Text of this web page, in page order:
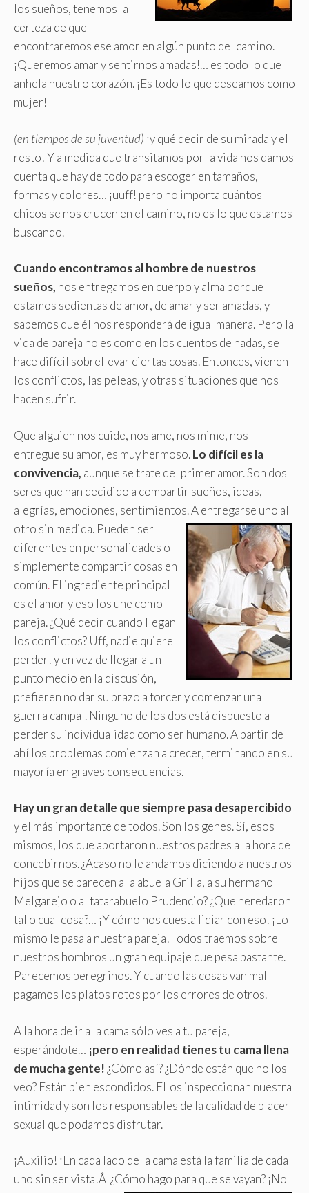
los sueños, tenemos la
certeza de que
encontraremos ese amor en algún punto del camino.
¡Queremos amar y sentirnos amadas!… es todo lo que
anhela nuestro corazón. ¡Es todo lo que deseamos como
mujer!
(en tiempos de su juventud) ¡y qué decir de su mirada y el
resto! Y a medida que transitamos por la vida nos damos
cuenta que hay de todo para escoger en tamaños,
formas y colores… ¡uuff! pero no importa cuántos
chicos se nos crucen en el camino, no es lo que estamos
buscando.
Cuando encontramos al hombre de nuestros
sueños, nos entregamos en cuerpo y alma porque
estamos sedientas de amor, de amar y ser amadas, y
sabemos que él nos responderá de igual manera. Pero la
vida de pareja no es como en los cuentos de hadas, se
hace difícil sobrellevar ciertas cosas. Entonces, vienen
los conflictos, las peleas, y otras situaciones que nos
hacen sufrir.
Que alguien nos cuide, nos ame, nos mime, nos
entregue su amor, es muy hermoso.Lo difícil es la
convivencia, aunque se trate del primer amor. Son dos
seres que han decidido a compartir sueños, ideas,
alegrías, emociones, sentimientos. A entregarse uno al
otro sin medida. Pueden ser
diferentes en personalidades o
simplemente compartir cosas en
común. El ingrediente principal
es el amor y eso los une como
pareja. ¿Qué decir cuando llegan
los conflictos? Uff, nadie quiere
perder! y en vez de llegar a un
punto medio en la discusión,
prefieren no dar su brazo a torcer y comenzar una
guerra campal. Ninguno de los dos está dispuesto a
perder su individualidad como ser humano. A partir de
ahí los problemas comienzan a crecer, terminando en su
mayoría en graves consecuencias.
Hay un gran detalle que siempre pasa desapercibido
y el más importante de todos. Son los genes. Sí, esos
mismos, los que aportaron nuestros padres a la hora de
concebirnos. ¿Acaso no le andamos diciendo a nuestros
hijos que se parecen a la abuela Grilla, a su hermano
Melgarejo o al tatarabuelo Prudencio? ¿Que heredaron
tal o cual cosa?… ¡Y cómo nos cuesta lidiar con eso! ¡Lo
mismo le pasa a nuestra pareja! Todos traemos sobre
nuestros hombros un gran equipaje que pesa bastante.
Parecemos peregrinos. Y cuando las cosas van mal
pagamos los platos rotos por los errores de otros.
A la hora de ir a la cama sólo ves a tu pareja,
esperándote… ¡pero en realidad tienes tu cama llena
de mucha gente!¿Cómo así? ¿Dónde están que no los
veo? Están bien escondidos. Ellos inspeccionan nuestra
intimidad y son los responsables de la calidad de placer
sexual que podamos disfrutar.
¡Auxilio! ¡En cada lado de la cama está la familia de cada
uno sin ser vista!Â ¿Cómo hago para que se vayan?¡No